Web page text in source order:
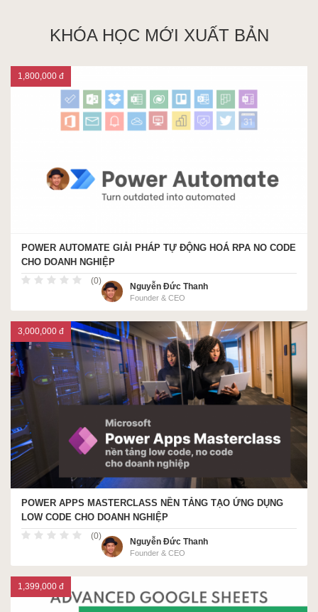
KHÓA HỌC MỚI XUẤT BẢN
POWER AUTOMATE GIẢI PHÁP TỰ ĐỘNG HOÁ RPA NO CODE
CHO DOANH NGHIỆP
(0)
Nguyễn Đức Thanh
Founder & CEO
1,800,000 đ
POWER APPS MASTERCLASS NỀN TẢNG TẠO ỨNG DỤNG
LOW CODE CHO DOANH NGHIỆP
(0)
Nguyễn Đức Thanh
Founder & CEO
3,000,000 đ
1,399,000 đ